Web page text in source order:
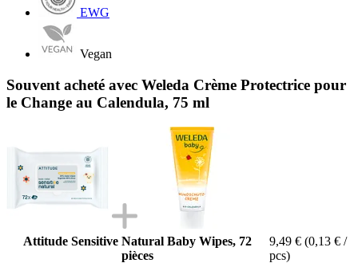
EWG
Vegan
Souvent acheté avec Weleda Crème Protectrice pour
le Change au Calendula, 75 ml
Attitude Sensitive Natural Baby Wipes, 72
pièces
9,49 € (0,13 € /
pcs)